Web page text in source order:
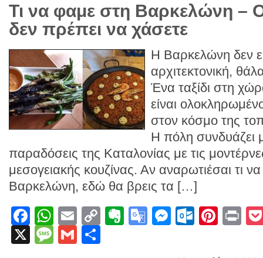
Τι να φαμε στη Βαρκελώνη –
δεν πρέπει να χάσετε
Η Βαρκελώνη δεν
αρχιτεκτονική,
Ένα ταξίδι στη
είναι
στον κόσμο της
Η πόλη συνδυάζει
παραδόσεις της Καταλονίας με τις
μεσογειακής κουζίνας. Αν αναρωτιέσαι τι
Βαρκελώνη, εδώ θα βρεις τα […]
Facebook
WhatsApp
EmailCopyEvernote
Google
X
Message
Gmail